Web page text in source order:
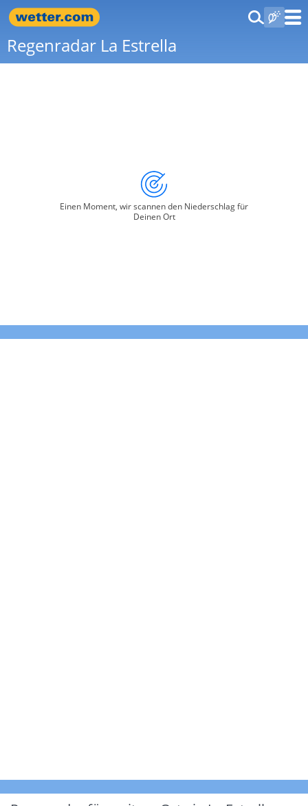
Regenradar La Estrella
Einen Moment, wir scannen den Niederschlag für
Deinen Ort